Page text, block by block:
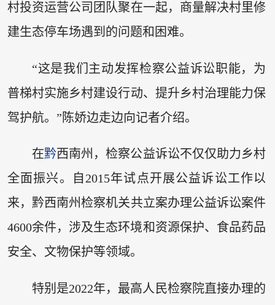
村投资运营公司团队聚在一起，商量解决村里修
建生态停车场遇到的问题和困难。
“这是我们主动发挥检察公益诉讼职能，为
普梯村实施乡村建设行动、提升乡村治理能力保
驾护航。”陈娇边走边向记者介绍。
在黔西南州，检察公益诉讼不仅仅助力乡村
全面振兴。自2015年试点开展公益诉讼工作以
来，黔西南州检察机关共立案办理公益诉讼案件
4600余件，涉及生态环境和资源保护、食品药品
安全、文物保护等领域。
特别是2022年，最高人民检察院直接办理的